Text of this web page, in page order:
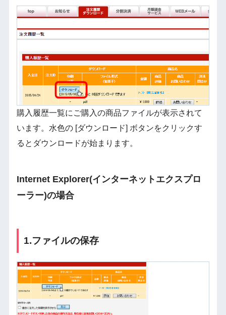
購入履歴一覧にご購入の商品ファイルが表示されて
います。水色の [ダウンロード] ボタンをクリックす
るとダウンロードが始まります。
Internet Explorer(インターネットエクスプロ
ーラー)の場合
1.ファイルの保存